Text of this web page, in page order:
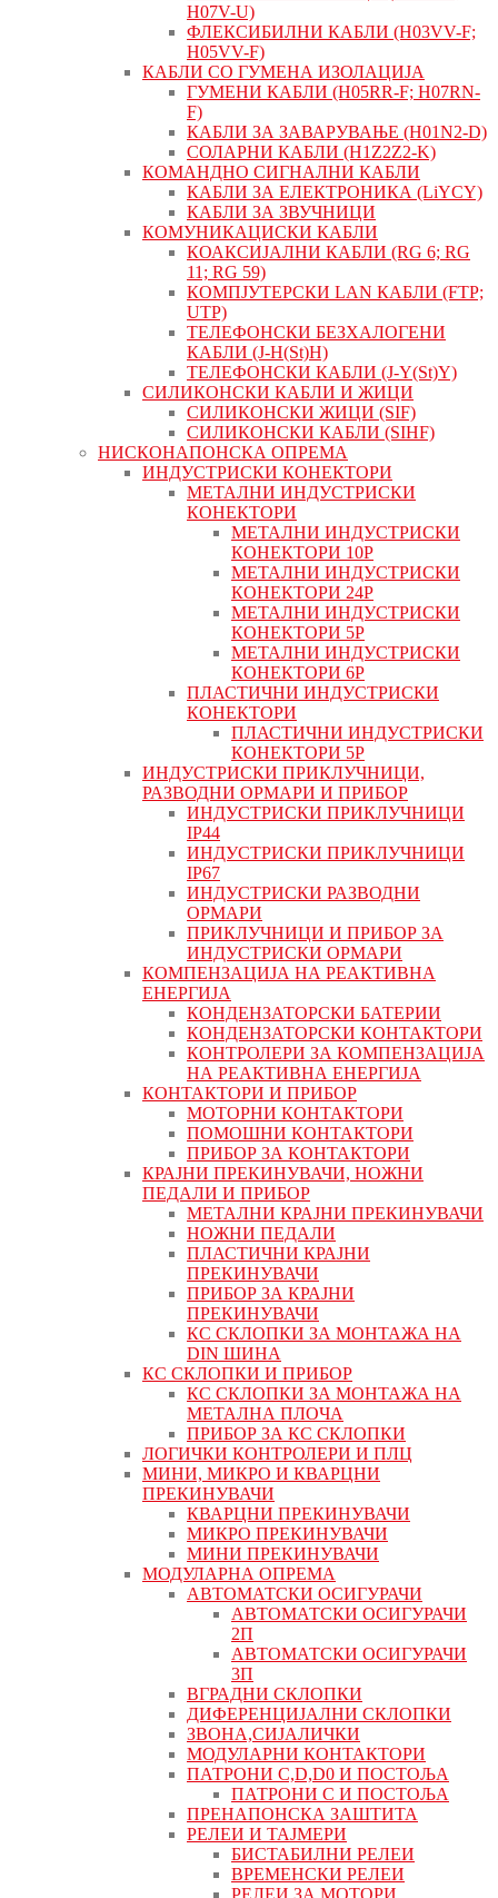
H07V-U)
ФЛЕКСИБИЛНИ КАБЛИ (H03VV-F;
H05VV-F)
КАБЛИ СО ГУМЕНА ИЗОЛАЦИЈА
ГУМЕНИ КАБЛИ (H05RR-F; H07RN-
F)
КАБЛИ ЗА ЗАВАРУВАЊЕ (H01N2-D)
СОЛАРНИ КАБЛИ (H1Z2Z2-K)
КОМАНДНО СИГНАЛНИ КАБЛИ
КАБЛИ ЗА ЕЛЕКТРОНИКА (LiYCY)
КАБЛИ ЗА ЗВУЧНИЦИ
КОМУНИКАЦИСКИ КАБЛИ
КОАКСИЈАЛНИ КАБЛИ (RG 6; RG
11; RG 59)
КОМПЈУТЕРСКИ LAN КАБЛИ (FTP;
UTP)
ТЕЛЕФОНСКИ БЕЗХАЛОГЕНИ
КАБЛИ (J-H(St)H)
ТЕЛЕФОНСКИ КАБЛИ (J-Y(St)Y)
СИЛИКОНСКИ КАБЛИ И ЖИЦИ
СИЛИКОНСКИ ЖИЦИ (SIF)
СИЛИКОНСКИ КАБЛИ (SIHF)
НИСКОНАПОНСКА ОПРЕМА
ИНДУСТРИСКИ КОНЕКТОРИ
МЕТАЛНИ ИНДУСТРИСКИ
КОНЕКТОРИ
МЕТАЛНИ ИНДУСТРИСКИ
КОНЕКТОРИ 10P
МЕТАЛНИ ИНДУСТРИСКИ
КОНЕКТОРИ 24P
МЕТАЛНИ ИНДУСТРИСКИ
КОНЕКТОРИ 5P
МЕТАЛНИ ИНДУСТРИСКИ
КОНЕКТОРИ 6P
ПЛАСТИЧНИ ИНДУСТРИСКИ
КОНЕКТОРИ
ПЛАСТИЧНИ ИНДУСТРИСКИ
КОНЕКТОРИ 5P
ИНДУСТРИСКИ ПРИКЛУЧНИЦИ,
РАЗВОДНИ ОРМАРИ И ПРИБОР
ИНДУСТРИСКИ ПРИКЛУЧНИЦИ
IP44
ИНДУСТРИСКИ ПРИКЛУЧНИЦИ
IP67
ИНДУСТРИСКИ РАЗВОДНИ
ОРМАРИ
ПРИКЛУЧНИЦИ И ПРИБОР ЗА
ИНДУСТРИСКИ ОРМАРИ
КОМПЕНЗАЦИЈА НА РЕАКТИВНА
ЕНЕРГИЈА
КОНДЕНЗАТОРСКИ БАТЕРИИ
КОНДЕНЗАТОРСКИ КОНТАКТОРИ
КОНТРОЛЕРИ ЗА КОМПЕНЗАЦИЈА
НА РЕАКТИВНА ЕНЕРГИЈА
КОНТАКТОРИ И ПРИБОР
МОТОРНИ КОНТАКТОРИ
ПОМОШНИ КОНТАКТОРИ
ПРИБОР ЗА КОНТАКТОРИ
КРАЈНИ ПРЕКИНУВАЧИ, НОЖНИ
ПЕДАЛИ И ПРИБОР
МЕТАЛНИ КРАЈНИ ПРЕКИНУВАЧИ
НОЖНИ ПЕДАЛИ
ПЛАСТИЧНИ КРАЈНИ
ПРЕКИНУВАЧИ
ПРИБОР ЗА КРАЈНИ
ПРЕКИНУВАЧИ
КС СКЛОПКИ ЗА МОНТАЖА НА
DIN ШИНА
КС СКЛОПКИ И ПРИБОР
КС СКЛОПКИ ЗА МОНТАЖА НА
МЕТАЛНА ПЛОЧА
ПРИБОР ЗА КС СКЛОПКИ
ЛОГИЧКИ КОНТРОЛЕРИ И ПЛЦ
МИНИ, МИКРО И КВАРЦНИ
ПРЕКИНУВАЧИ
КВАРЦНИ ПРЕКИНУВАЧИ
МИКРО ПРЕКИНУВАЧИ
МИНИ ПРЕКИНУВАЧИ
МОДУЛАРНА ОПРЕМА
АВТОМАТСКИ ОСИГУРАЧИ
АВТОМАТСКИ ОСИГУРАЧИ
2П
АВТОМАТСКИ ОСИГУРАЧИ
3П
ВГРАДНИ СКЛОПКИ
ДИФЕРЕНЦИЈАЛНИ СКЛОПКИ
ЗВОНА,СИЈАЛИЧКИ
МОДУЛАРНИ КОНТАКТОРИ
ПАТРОНИ C,D,D0 И ПОСТОЉА
ПАТРОНИ C И ПОСТОЉА
ПРЕНАПОНСКА ЗАШТИТА
РЕЛЕИ И ТАЈМЕРИ
БИСТАБИЛНИ РЕЛЕИ
ВРЕМЕНСКИ РЕЛЕИ
РЕЛЕИ ЗА МОТОРИ